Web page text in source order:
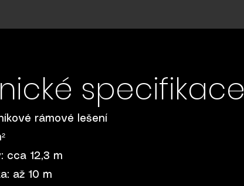
specifikace
rámové lešení
cca 12,3 m
až 10 m